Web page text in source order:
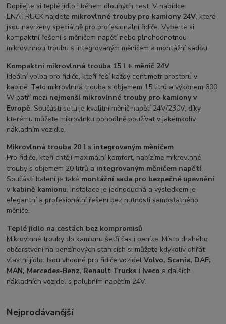
Dopřejte si teplé jídlo i během dlouhých cest. V nabídce
ENATRUCK najdete mikrovlnné trouby pro kamiony 24V, které
jsou navrženy speciálně pro profesionální řidiče. Vyberte si
kompaktní řešení s měničem napětí nebo plnohodnotnou
mikrovlnnou troubu s integrovaným měničem a montážní sadou.
Kompaktní mikrovlnná trouba 15 l + měnič 24V
Ideální volba pro řidiče, kteří řeší každý centimetr prostoru v
kabině. Tato mikrovlnná trouba s objemem 15 litrů a výkonem 600
W patří mezi nejmenší mikrovlnné trouby pro kamiony v
Evropě. Součástí setu je kvalitní měnič napětí 24V/230V, díky
kterému můžete mikrovlnku pohodlně používat v jakémkoliv
nákladním vozidle.
Mikrovlnná trouba 20 l s integrovaným měničem
Pro řidiče, kteří chtějí maximální komfort, nabízíme mikrovlnné
trouby s objemem 20 litrů a integrovaným měničem napětí.
Součástí balení je také montážní sada pro bezpečné upevnění
v kabině kamionu. Instalace je jednoduchá a výsledkem je
elegantní a profesionální řešení bez nutnosti samostatného
měniče.
Teplé jídlo na cestách bez kompromisů
Mikrovlnné trouby do kamionu šetří čas i peníze. Místo drahého
občerstvení na benzínových stanicích si můžete kdykoliv ohřát
vlastní jídlo. Jsou vhodné pro řidiče vozidelVolvo, Scania, DAF,
MAN, Mercedes-Benz, Renault Trucks i Iveco a dalších
nákladních vozidel s palubním napětím 24V.
Nejprodávanější